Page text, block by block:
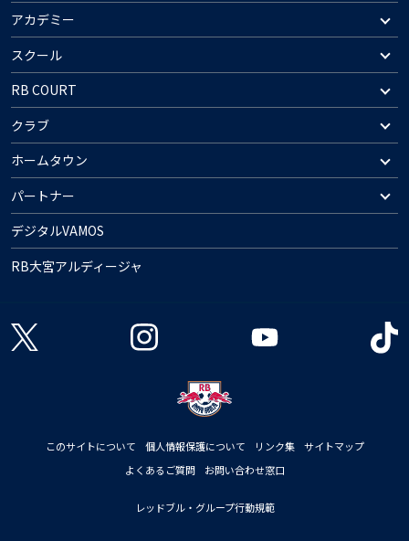
アカデミー
スクール
RB COURT
クラブ
ホームタウン
パートナー
デジタルVAMOS
RB大宮アルディージャ
このサイトについて 個人情報保護について リンク集
サイトマップ
よくあるご質問
お問い合わせ窓口
レッドブル・グループ行動規範